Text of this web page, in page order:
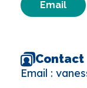
Email
Contact
Email :